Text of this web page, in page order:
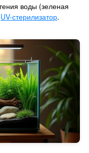
воды (зеленая
UV-стерилизатор.